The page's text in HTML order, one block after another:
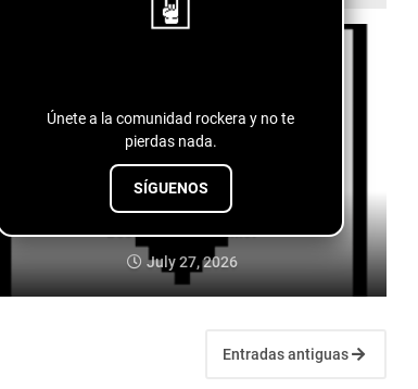
Únete a la comunidad rockera y no te
pierdas nada.
SÍGUENOS
Dos Santos - Es Amor
July 27, 2026
Entradas antiguas